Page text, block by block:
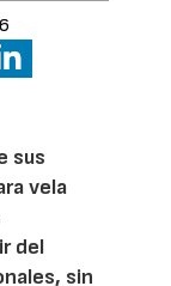
sus
vela
del
sin